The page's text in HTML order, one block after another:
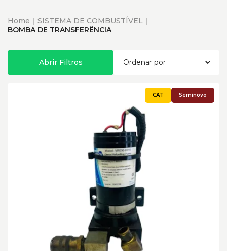
Home
SISTEMA DE COMBUSTÍVEL
BOMBA DE TRANSFERÊNCIA
Abrir Filtros
Seminovo